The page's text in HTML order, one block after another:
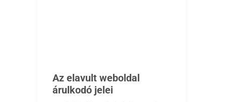
Az elavult weboldal
árulkodó jelei